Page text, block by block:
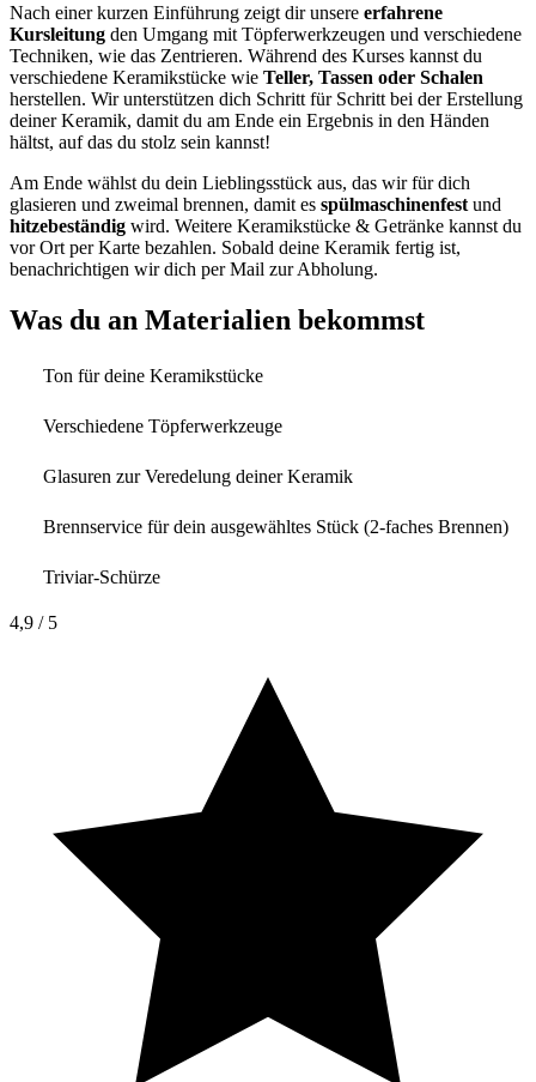
Nach einer kurzen Einführung zeigt dir unsere erfahrene
Kursleitung den Umgang mit Töpferwerkzeugen und verschiedene
Techniken, wie das Zentrieren. Während des Kurses kannst du
verschiedene Keramikstücke wie Teller, Tassen oder Schalen
herstellen. Wir unterstützen dich Schritt für Schritt bei der Erstellung
deiner Keramik, damit du am Ende ein Ergebnis in den Händen
hältst, auf das du stolz sein kannst!
Am Ende wählst du dein Lieblingsstück aus, das wir für dich
glasieren und zweimal brennen, damit es spülmaschinenfest und
hitzebeständig wird. Weitere Keramikstücke & Getränke kannst du
vor Ort per Karte bezahlen. Sobald deine Keramik fertig ist,
benachrichtigen wir dich per Mail zur Abholung.
Was du an Materialien bekommst
Ton für deine Keramikstücke
Verschiedene Töpferwerkzeuge
Glasuren zur Veredelung deiner Keramik
Brennservice für dein ausgewähltes Stück (2-faches Brennen)
Triviar-Schürze
4,9 / 5